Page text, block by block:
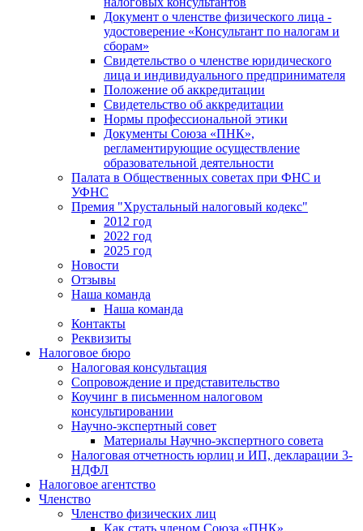
Документ о членстве физического лица -
удостоверение «Консультант по налогам и
сборам»
Свидетельство о членстве юридического
лица и индивидуального предпринимателя
Положение об аккредитации
Свидетельство об аккредитации
Нормы профессиональной этики
Документы Союза «ПНК»,
регламентирующие осуществление
образовательной деятельности
Палата в Общественных советах при ФНС и
УФНС
Премия "Хрустальный налоговый кодекс"
2012 год
2022 год
2025 год
Новости
Отзывы
Наша команда
Наша команда
Контакты
Реквизиты
Налоговое бюро
Налоговая консультация
Cопровождение и представительство
Коучинг в письменном налоговом
консультировании
Научно-экспертный совет
Материалы Научно-экспертного совета
Налоговая отчетность юрлиц и ИП, декларации 3-
НДФЛ
Налоговое агентство
Членство
Членство физических лиц
Как стать членом Союза «ПНК».